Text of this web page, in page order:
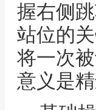
握右侧
站位的
将一次
意义是